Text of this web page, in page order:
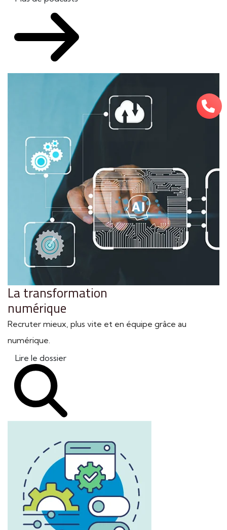
La transformation
numérique
Recruter mieux, plus vite et en équipe grâce au
numérique.
Lire le dossier